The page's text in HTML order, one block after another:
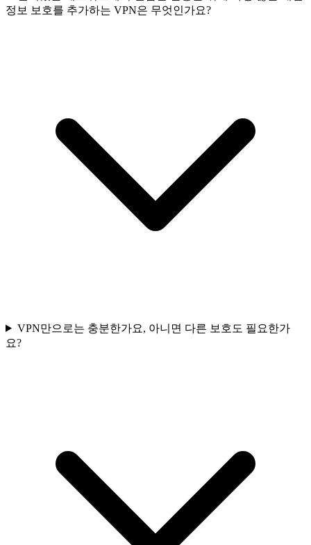
정보 보호를 추가하는 VPN은 무엇인가요?
VPN만으로는 충분한가요, 아니면 다른 보호도 필요한가
요?